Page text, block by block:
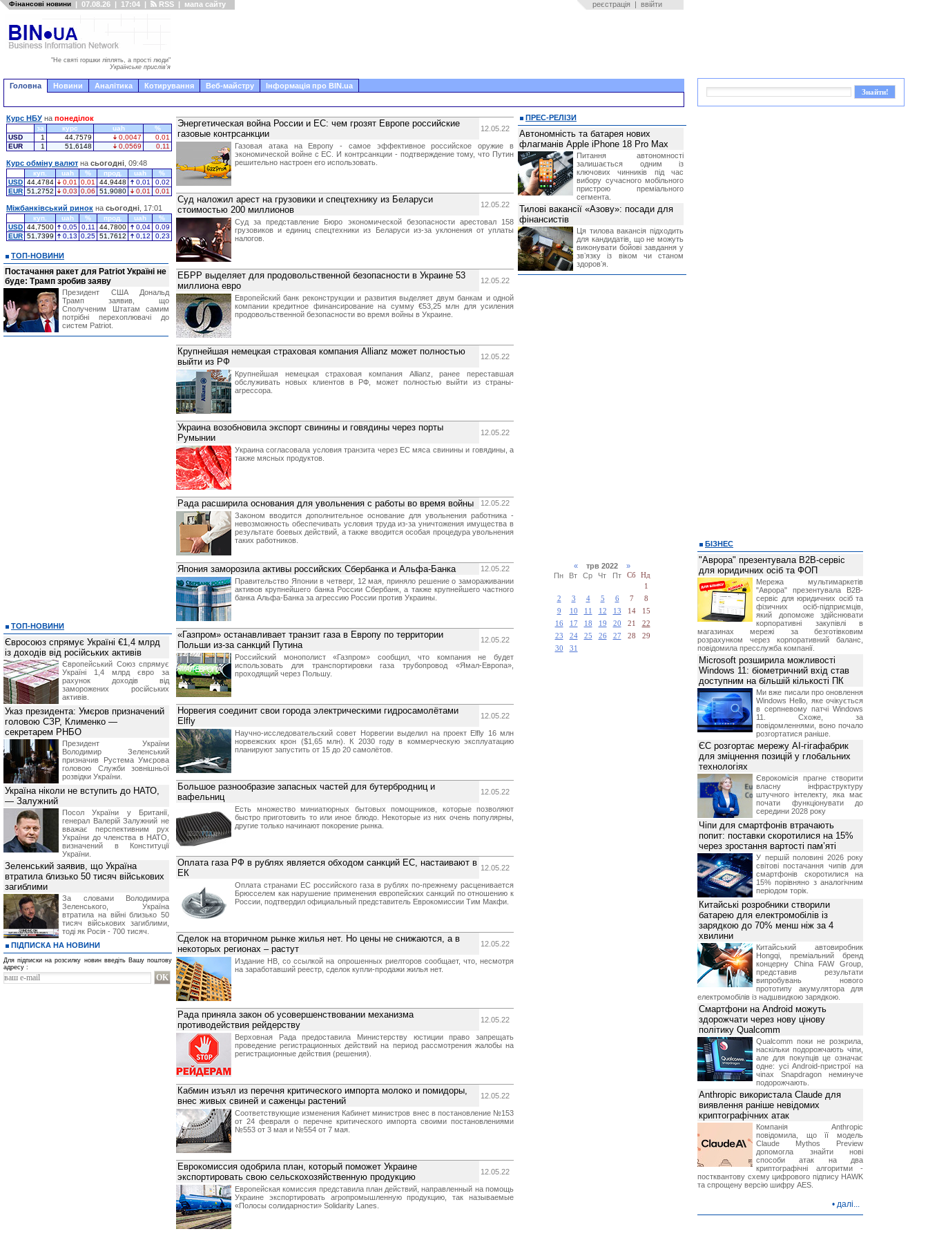
Фінансові новини | 07.08.26 | 17:04 | RSS | мапа сайту реєстрація | ввійти
"Не святі горшки ліплять, а прості люди"
Українське прислів'я
Головна Новини Аналітика Котирування Веб-майстру Інформація про BIN.ua
Энергетическая война России и ЕС: чем грозят Европе российские
газовые контрсанкции
12.05.22
Газовая атака на Европу - самое эффективное российское оружие в
экономической войне с ЕС. И контрсанкции - подтверждение тому, что Путин
решительно настроен его использовать.
Суд наложил арест на грузовики и спецтехнику из Беларуси
стоимостью 200 миллионов
12.05.22
Суд за представление Бюро экономической безопасности арестовал 158
грузовиков и единиц спецтехники из Беларуси из-за уклонения от уплаты
налогов.
ЕБРР выделяет для продовольственной безопасности в Украине 53
миллиона евро
12.05.22
Европейский банк реконструкции и развития выделяет двум банкам и одной
компании кредитное финансирование на сумму €53,25 млн для усиления
продовольственной безопасности во время войны в Украине.
Крупнейшая немецкая страховая компания Allianz может полностью
выйти из РФ
12.05.22
Крупнейшая немецкая страховая компания Allianz, ранее переставшая
обслуживать новых клиентов в РФ, может полностью выйти из страны-
агрессора.
Украина возобновила экспорт свинины и говядины через порты
Румынии
12.05.22
Украина согласовала условия транзита через ЕС мяса свинины и говядины, а
также мясных продуктов.
Рада расширила основания для увольнения с работы во время войны
12.05.22
Законом вводится дополнительное основание для увольнения работника -
невозможность обеспечивать условия труда из-за уничтожения имущества в
результате боевых действий, а также вводится особая процедура увольнения
таких работников.
Япония заморозила активы российских Сбербанка и Альфа-Банка
12.05.22
Правительство Японии в четверг, 12 мая, приняло решение о замораживании
активов крупнейшего банка России Сбербанк, а также крупнейшего частного
банка Альфа-Банка за агрессию России против Украины.
«Газпром» останавливает транзит газа в Европу по территории
Польши из-за санкций Путина
12.05.22
Российский монополист «Газпром» сообщил, что компания не будет
использовать для транспортировки газа трубопровод «Ямал-Европа»,
проходящий через Польшу.
Норвегия соединит свои города электрическими гидросамолётами
Elfly
12.05.22
Научно-исследовательский совет Норвегии выделил на проект Elfly 16 млн
норвежских крон ($1,65 млн). К 2030 году в коммерческую эксплуатацию
планируют запустить от 15 до 20 самолётов.
Большое разнообразие запасных частей для бутербродниц и
вафельниц
12.05.22
Есть множество миниатюрных бытовых помощников, которые позволяют
быстро приготовить то или иное блюдо. Некоторые из них очень популярны,
другие только начинают покорение рынка.
Оплата газа РФ в рублях является обходом санкций ЕС, настаивают в
ЕК
12.05.22
Оплата странами ЕС российского газа в рублях по-прежнему расценивается
Брюсселем как нарушение применения европейских санкций по отношению к
России, подтвердил официальный представитель Еврокомиссии Тим Макфи.
Сделок на вторичном рынке жилья нет. Но цены не снижаются, а в
некоторых регионах – растут
12.05.22
Издание НВ, со ссылкой на опрошенных риелторов сообщает, что, несмотря
на заработавший реестр, сделок купли-продажи жилья нет.
Рада приняла закон об усовершенствовании механизма
противодействия рейдерству
12.05.22
Верховная Рада предоставила Министерству юстиции право запрещать
проведение регистрационных действий на период рассмотрения жалобы на
регистрационные действия (решения).
Кабмин изъял из перечня критического импорта молоко и помидоры,
внес живых свиней и саженцы растений
12.05.22
Соответствующие изменения Кабинет министров внес в постановление №153
от 24 февраля о перечне критического импорта своими постановлениями
№553 от 3 мая и №554 от 7 мая.
Еврокомиссия одобрила план, который поможет Украине
экспортировать свою сельскохозяйственную продукцию
12.05.22
Европейская комиссия представила план действий, направленный на помощь
Украине экспортировать агропромышленную продукцию, так называемые
«Полосы солидарности» Solidarity Lanes.
Курс НБУ на понеділок
за курс uah
%
USD
1 44,7579 0,0047
0,01
EUR
1 51,6148 0,0569 0,11
Курс обміну валют на сьогодні , 09:48
куп. uah % прод. uah
%
USD 44,4784 0,01 0,01 44,9448 0,01
0,02
EUR 51,2752 0,03 0,06 51,9080 0,01 0,01
Міжбанківський ринок на сьогодні , 17:01
куп. uah % прод. uah
%
USD 44,7500 0,05 0,11 44,7800 0,04
0,09
EUR 51,7399 0,13 0,25 51,7612 0,12 0,23
ТОП-НОВИНИ
Постачання ракет для Patriot Україні не
буде: Трамп зробив заяву
Президент США Дональд
Трамп заявив, що
Сполученим Штатам самим
потрібні перехоплювачі до
систем Patriot.
ТОП-НОВИНИ
Євросоюз спрямує Україні €1,4 млрд
із доходів від російських активів
Європейський Союз спрямує
Україні 1,4 млрд євро за
рахунок доходів від
заморожених російських
активів.
Указ президента: Умєров призначений
головою СЗР, Клименко —
секретарем РНБО
Президент України
Володимир Зеленський
призначив Pустема Умєрова
головою Служби зовнішньої
розвідки України.
Україна ніколи не вступить до НАТО,
— Залужний
Посол України у Британії,
генерал Валерій Залужний не
вважає перспективним рух
України до членства в НАТО,
визначений в Конституції
України.
Зеленський заявив, що Україна
втратила близько 50 тисяч військових
загиблими
За словами Володимира
Зеленського, Україна
втратила на війні близько 50
тисяч військових загиблими,
тоді як Росія - 700 тисяч.
ПІДПИСКА НА НОВИНИ
Для підписки на розсилку новин введіть Вашу поштову
адресу :
ПРЕС-РЕЛІЗИ
Автономність та батарея нових
флагманів Apple iPhone 18 Pro Max
Питання автономності
залишається одним із
ключових чинників під час
вибору сучасного мобільного
пристрою преміального
сегмента.
Тилові вакансії «Азову»: посади для
фінансистів
Ця тилова вакансія підходить
для кандидатів, що не можуть
виконувати бойові завдання у
звʼязку із віком чи станом
здоровʼя.
« трв 2022 »
Пн
Вт Ср Чт Пт Сб
Нд
1
2
3 4 5 6 7
8
9
10 11 12 13 14
15
16
17 18 19 20 21
22
23
24 25 26 27 28
29
30
31
БІЗНЕС
"Аврора" презентувала B2B-сервіс
для юридичних осіб та ФОП
Мережа мультимаркетів
"Аврора" презентувала B2B-
сервіс для юридичних осіб та
фізичних осіб-підприємців,
який допоможе здійснювати
корпоративні закупівлі в
магазинах мережі за безготівковим
розрахунком через корпоративний баланс,
повідомила пресслужба компанії.
Microsoft розширила можливості
Windows 11: біометричний вхід став
доступним на більшій кількості ПК
Ми вже писали про оновлення
Windows Hello, яке очікується
в серпневому патчі Windows
11. Схоже, за
повідомленнями, воно почало
розгортатися раніше.
ЄС розгортає мережу AI-гігафабрик
для зміцнення позицій у глобальних
технологіях
Єврокомісія прагне створити
власну інфраструктуру
штучного інтелекту, яка має
почати функціонувати до
середини 2028 року
Чіпи для смартфонів втрачають
попит: поставки скоротилися на 15%
через зростання вартості пам’яті
У першій половині 2026 року
світові постачання чипів для
смартфонів скоротилися на
15% порівняно з аналогічним
періодом торік.
Китайські розробники створили
батарею для електромобілів із
зарядкою до 70% менш ніж за 4
хвилини
Китайський автовиробник
Hongqi, преміальний бренд
концерну China FAW Group,
представив результати
випробувань нового
прототипу акумулятора для
електромобілів із надшвидкою зарядкою.
Смартфони на Android можуть
здорожчати через нову цінову
політику Qualcomm
Qualcomm поки не розкрила,
наскільки подорожчають чіпи,
але для покупців це означає
одне: усі Android-пристрої на
чіпах Snapdragon неминуче
подорожчають.
Anthropic використала Claude для
виявлення раніше невідомих
криптографічних атак
Компанія Anthropic
повідомила, що її модель
Claude Mythos Preview
допомогла знайти нові
способи атак на два
криптографічні алгоритми -
постквантову схему цифрового підпису HAWK
та спрощену версію шифру AES.
• далі...